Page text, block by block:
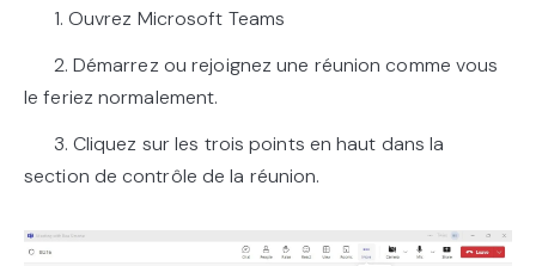
1. Ouvrez Microsoft Teams
2. Démarrez ou rejoignez une réunion comme vous
le feriez normalement.
3. Cliquez sur les trois points en haut dans la
section de contrôle de la réunion.